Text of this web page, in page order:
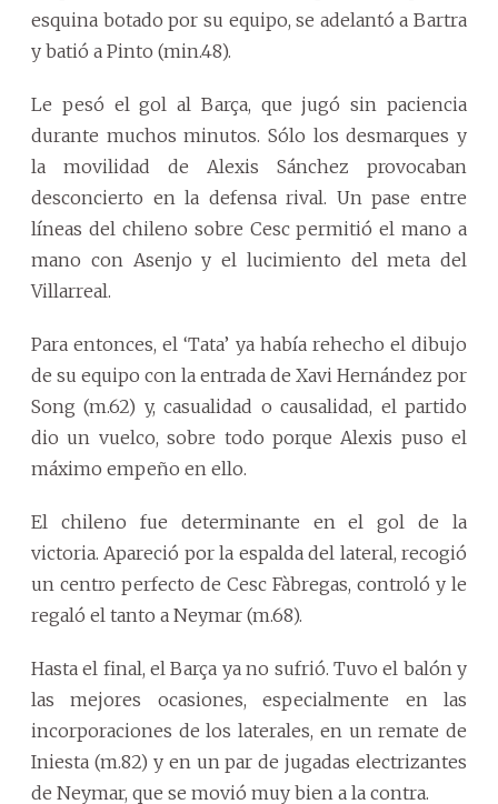
esquina botado por su equipo, se adelantó a Bartra
y batió a Pinto (min.48).
Le pesó el gol al Barça, que jugó sin paciencia
durante muchos minutos. Sólo los desmarques y
la movilidad de Alexis Sánchez provocaban
desconcierto en la defensa rival. Un pase entre
líneas del chileno sobre Cesc permitió el mano a
mano con Asenjo y el lucimiento del meta del
Villarreal.
Para entonces, el ‘Tata’ ya había rehecho el dibujo
de su equipo con la entrada de Xavi Hernández por
Song (m.62) y, casualidad o causalidad, el partido
dio un vuelco, sobre todo porque Alexis puso el
máximo empeño en ello.
El chileno fue determinante en el gol de la
victoria. Apareció por la espalda del lateral, recogió
un centro perfecto de Cesc Fàbregas, controló y le
regaló el tanto a Neymar (m.68).
Hasta el final, el Barça ya no sufrió. Tuvo el balón y
las mejores ocasiones, especialmente en las
incorporaciones de los laterales, en un remate de
Iniesta (m.82) y en un par de jugadas electrizantes
de Neymar, que se movió muy bien a la contra.